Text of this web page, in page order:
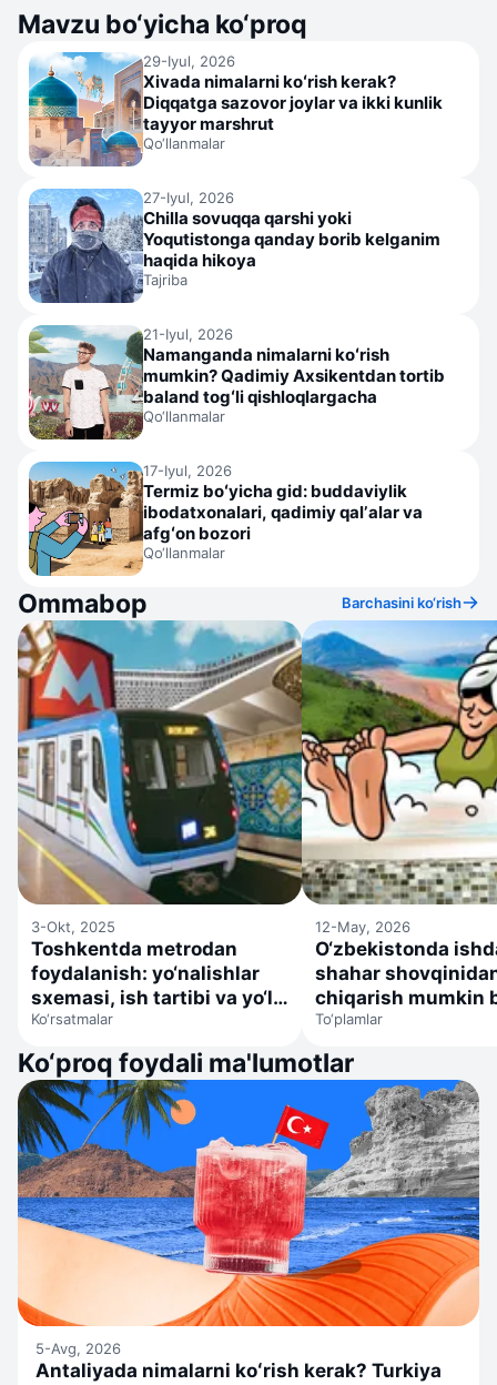
Mavzu bo‘yicha ko‘proq
29-Iyul, 2026
Xivada nimalarni koʻrish kerak?
Diqqatga sazovor joylar va ikki kunlik
tayyor marshrut
Qo‘llanmalar
27-Iyul, 2026
Chilla sovuqqa qarshi yoki
Yoqutistonga qanday borib kelganim
haqida hikoya
Tajriba
21-Iyul, 2026
Namanganda nimalarni koʻrish
mumkin? Qadimiy Axsikentdan tortib
baland togʻli qishloqlargacha
Qo‘llanmalar
17-Iyul, 2026
Termiz boʻyicha gid: buddaviylik
ibodatxonalari, qadimiy qalʼalar va
afgʻon bozori
Qo‘llanmalar
Ommabop Barchasini ko‘rish
3-Okt, 2025
Toshkentda metrodan
foydalanish: yo‘nalishlar
sxemasi, ish tartibi va yo‘l
haqi
Ko‘rsatmalar
12-May, 2026
O‘zbekistonda
shahar
chiqarish mumkin
12 ta sanatoriy
To‘plamlar
Ko‘proq foydali ma'lumotlar
5-Avg, 2026
Antaliyada nimalarni koʻrish kerak? Turkiya